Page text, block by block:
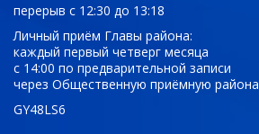
перерыв с 12:30 до 13:18
Личный приём Главы района:
каждый первый четверг месяца
с 14:00 по предварительной записи
через Общественную приёмную района
GY48LS6